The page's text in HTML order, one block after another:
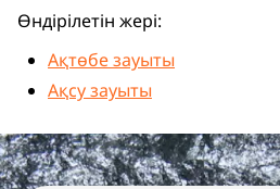
Өндірілетін жері:
Ақтөбе зауыты
Ақсу зауыты